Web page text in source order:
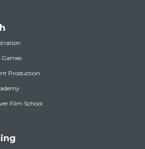
Production
Film School